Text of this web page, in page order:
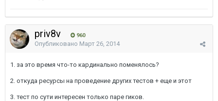
priv8v 960
Опубликовано Март 26, 2014
1. за это время что-то кардинально поменялось?
2. откуда ресурсы на проведение других тестов + еще и этот
3. тест по сути интересен только паре гиков.